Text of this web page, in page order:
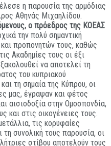
η παρουσία της αρμόδιας
Αθηνάς Μιχαηλίδου.
ο πρόεδρος της ΚΟΕΑΣ
την πολύ σημαντική
προπονητών τους, καθώς
Ακαδημίες τους οι έξι
να αποτελεί τη
του κυπριακού
τη σημαία της Κύπρου, οι
μας, έγραψαν και φέτος
αισιοδοξία στην Ομοσπονδία,
και στις οικογένειες τους.
τις κορυφαίες
συνολική τους παρουσία, οι
στίβου αποτελούν τους